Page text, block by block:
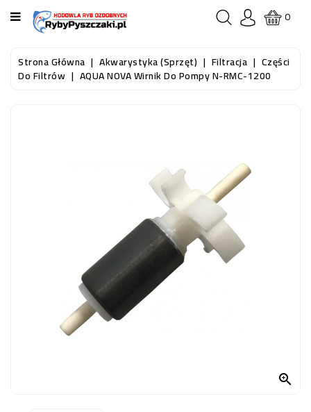
KATEGORIA
STRONA
GŁÓWNA
AKWARYSTYKA
0
Strona Główna Akwarystyka (sprzęt) Filtracja Części
Do Filtrów AQUA NOVA Wirnik Do Pompy N-RMC-1200
